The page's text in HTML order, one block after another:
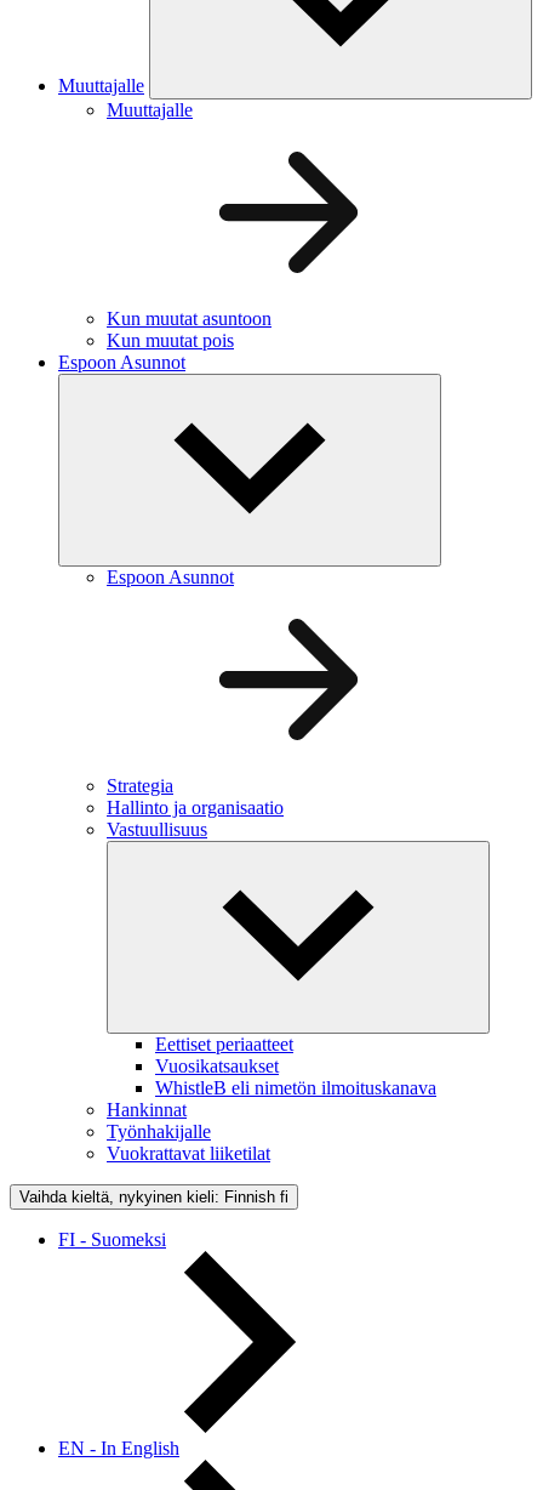
Muuttajalle
Muuttajalle
Kun muutat asuntoon
Kun muutat pois
Espoon Asunnot
Espoon Asunnot
Strategia
Hallinto ja organisaatio
Vastuullisuus
Eettiset periaatteet
Vuosikatsaukset
WhistleB eli nimetön ilmoituskanava
Hankinnat
Työnhakijalle
Vuokrattavat liiketilat
Vaihda kieltä, nykyinen kieli: Finnish fi
FI - Suomeksi
EN - In English